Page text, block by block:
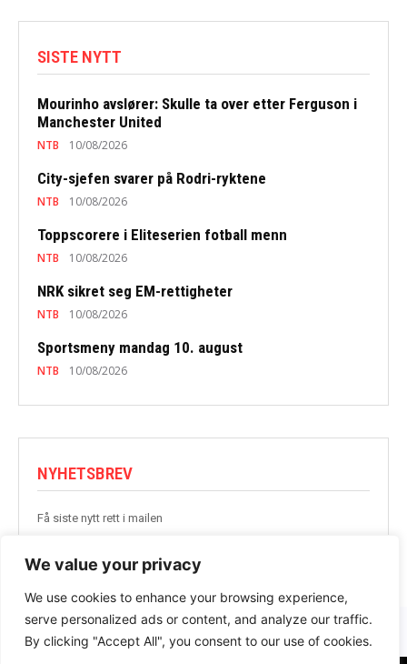
We value your privacy
We use cookies to enhance your browsing experience,
serve personalized ads or content, and analyze our traffic.
By clicking "Accept All", you consent to our use of cookies.
SISTE NYTT
Mourinho avslører: Skulle ta over etter Ferguson i
Manchester United
NTB 10/08/2026
City-sjefen svarer på Rodri-ryktene
NTB 10/08/2026
Toppscorere i Eliteserien fotball menn
NTB 10/08/2026
NRK sikret seg EM-rettigheter
NTB 10/08/2026
Sportsmeny mandag 10. august
NTB 10/08/2026
NYHETSBREV
Få siste nytt rett i mailen